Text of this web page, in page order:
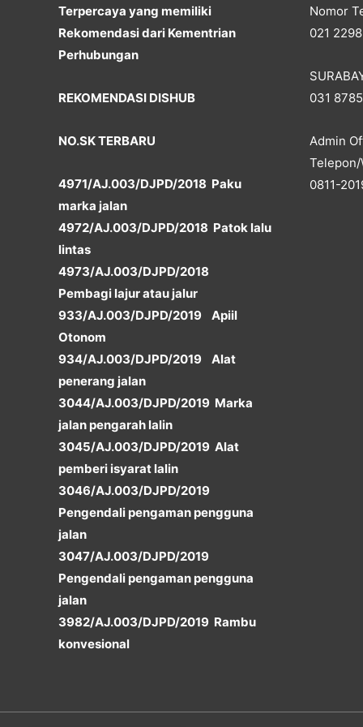
Terpercaya yang memiliki
Rekomendasi dari Kementrian
Perhubungan
REKOMENDASI DISHUB
NO.SK TERBARU
4971/AJ.003/DJPD/2018 Paku
marka jalan
4972/AJ.003/DJPD/2018 Patok lalu
lintas
4973/AJ.003/DJPD/2018
Pembagi lajur atau jalur
933/AJ.003/DJPD/2019 Apiil
Otonom
934/AJ.003/DJPD/2019 Alat
penerang jalan
3044/AJ.003/DJPD/2019 Marka
jalan pengarah lalin
3045/AJ.003/DJPD/2019 Alat
pemberi isyarat lalin
3046/AJ.003/DJPD/2019
Pengendali pengaman pengguna
jalan
3047/AJ.003/DJPD/2019
Pengendali pengaman pengguna
jalan
3982/AJ.003/DJPD/2019 Rambu
konvesional
Nomor
021
031
Admin
Telepon/
0811-